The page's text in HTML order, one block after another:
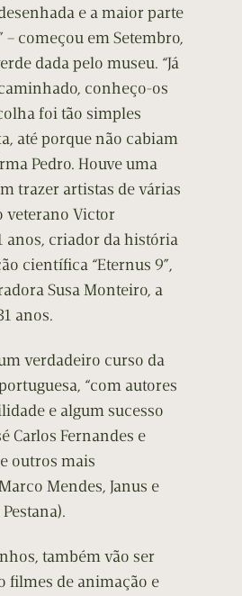
e a maior parte
– começou em Setembro,
dada pelo museu. “Já
conheço-os
foi tão simples
até porque não cabiam
Pedro. Houve uma
trazer artistas de várias
veterano Victor
anos, criador da história
científica “Eternus 9”,
Susa Monteiro, a
anos.
verdadeiro curso da
“com autores
e algum sucesso
Carlos Fernandes e
outros mais
Mendes, Janus e
também vão ser
filmes de animação e